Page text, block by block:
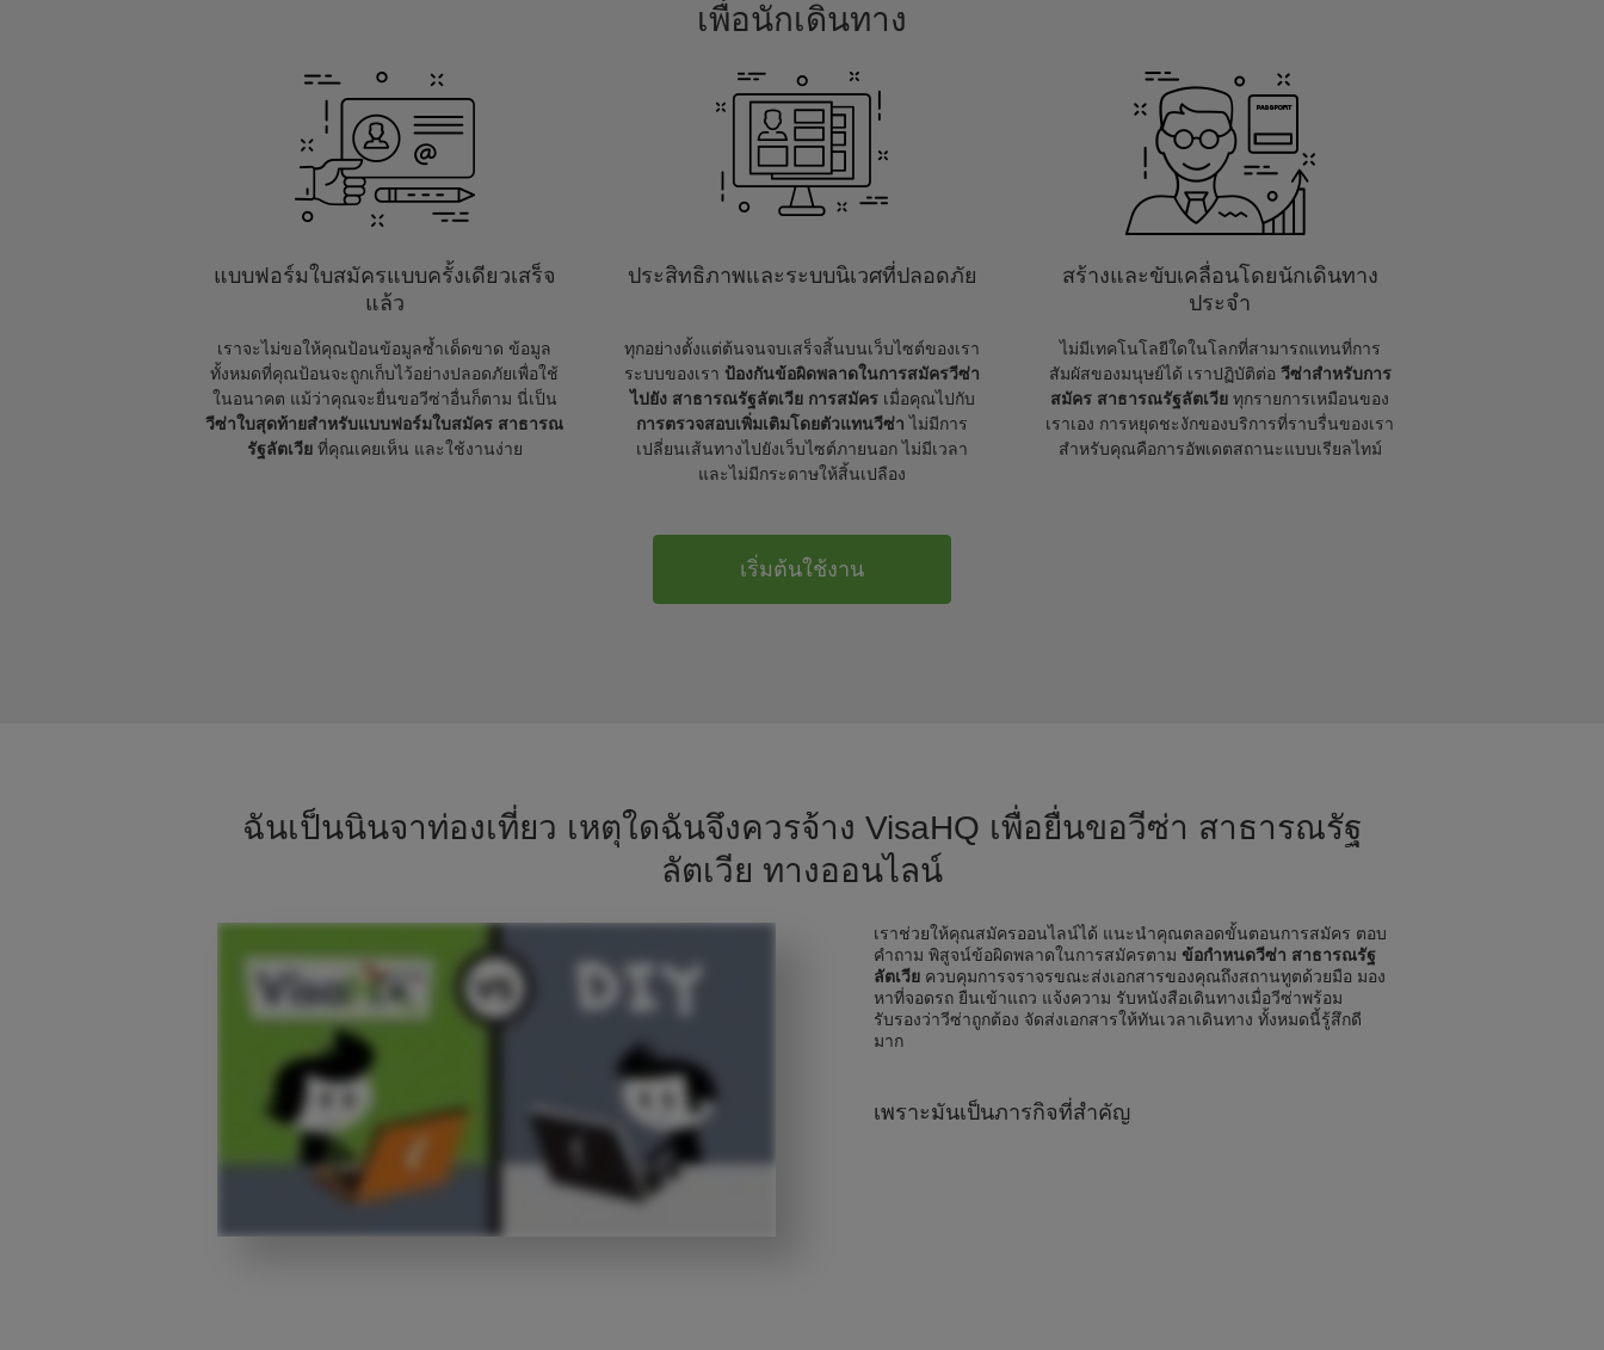
เพื่อนักเดินทาง
แบบฟอร์มใบสมัครแบบครั้งเดียวเสร็จ
แล้ว
เราจะไม่ขอให้คุณป้อนข้อมูลซ้ำเด็ดขาด ข้อมูล
ทั้งหมดที่คุณป้อนจะถูกเก็บไว้อย่างปลอดภัยเพื่อใช้
ในอนาคต แม้ว่าคุณจะยื่นขอวีซ่าอื่นก็ตาม นี่เป็น
วีซ่าใบสุดท้ายสำหรับแบบฟอร์มใบสมัคร สาธารณ
รัฐลัตเวียที่คุณเคยเห็น และใช้งานง่าย
ประสิทธิภาพและระบบนิเวศที่ปลอดภัย
ทุกอย่างตั้งแต่ต้นจนจบเสร็จสิ้นบนเว็บไซต์ของเรา
ระบบของเรา ป้องกันข้อผิดพลาดในการสมัครวีซ่า
ไปยัง สาธารณรัฐลัตเวีย การสมัครเมื่อคุณไปกับ
การตรวจสอบเพิ่มเติมโดยตัวแทนวีซ่า ไม่มีการ
เปลี่ยนเส้นทางไปยังเว็บไซต์ภายนอก ไม่มีเวลา
และไม่มีกระดาษให้สิ้นเปลือง
สร้างและขับเคลื่อนโดยนักเดินทาง
ประจำ
ไม่มีเทคโนโลยีใดในโลกที่สามารถแทนที่การ
สัมผัสของมนุษย์ได้ เราปฏิบัติต่อ วีซ่าสำหรับการ
สมัคร สาธารณรัฐลัตเวีย ทุกรายการเหมือนของ
เราเอง การหยุดชะงักของบริการที่ราบรื่นของเรา
สำหรับคุณคือการอัพเดตสถานะแบบเรียลไทม์
เริ่มต้นใช้งาน
ฉันเป็นนินจาท่องเที่ยว เหตุใดฉันจึงควรจ้าง VisaHQ เพื่อยื่นขอวีซ่า สาธารณรัฐ
ลัตเวีย ทางออนไลน์
เราช่วยให้คุณสมัครออนไลน์ได้ แนะนำคุณตลอดขั้นตอนการสมัคร ตอบ
คำถาม พิสูจน์ข้อผิดพลาดในการสมัครตาม ข้อกำหนดวีซ่า สาธารณรัฐ
ลัตเวีย ควบคุมการจราจรขณะส่งเอกสารของคุณถึงสถานทูตด้วยมือ มอง
หาที่จอดรถ ยืนเข้าแถว แจ้งความ รับหนังสือเดินทางเมื่อวีซ่าพร้อม
รับรองว่าวีซ่าถูกต้อง จัดส่งเอกสารให้ทันเวลาเดินทาง ทั้งหมดนี้รู้สึกดี
มาก
เพราะมันเป็นภารกิจที่สำคัญ